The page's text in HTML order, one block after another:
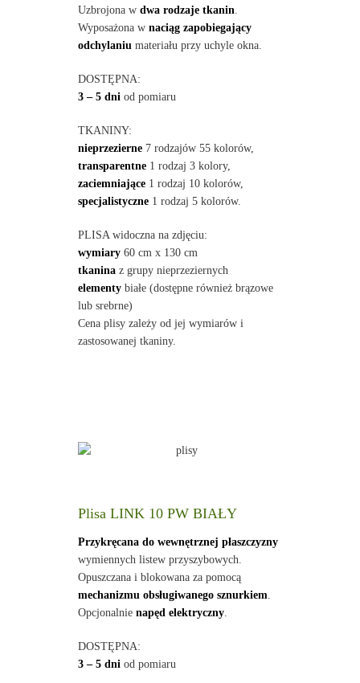
Uzbrojona w dwa rodzaje tkanin.
Wyposażona w naciąg zapobiegający
odchylaniumateriału przy uchyle okna.
DOSTĘPNA:
3 – 5 dniod pomiaru
TKANINY:
nieprzezierne7 rodzajów 55 kolorów,
transparentne1 rodzaj 3 kolory,
zaciemniające1 rodzaj 10 kolorów,
specjalistyczne1 rodzaj 5 kolorów.
PLISA widoczna na zdjęciu:
wymiary60 cm x 130 cm
tkaninaz grupy nieprzeziernych
elementybiałe (dostępne również brązowe
lub srebrne)
Cena plisy zależy od jej wymiarów i
zastosowanej tkaniny.
Plisa LINK 10 PW BIAŁY
Przykręcana do wewnętrznej płaszczyzny
wymiennych listew przyszybowych.
Opuszczana i blokowana za pomocą
mechanizmu obsługiwanego sznurkiem.
Opcjonalnie napęd elektryczny.
DOSTĘPNA:
3 – 5 dniod pomiaru